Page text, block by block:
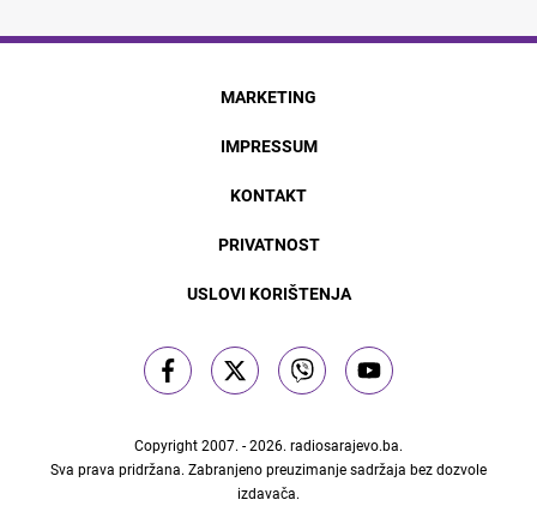
MARKETING
IMPRESSUM
KONTAKT
PRIVATNOST
USLOVI KORIŠTENJA
Copyright 2007. - 2026. radiosarajevo.ba.
Sva prava pridržana. Zabranjeno preuzimanje sadržaja bez dozvole
izdavača.